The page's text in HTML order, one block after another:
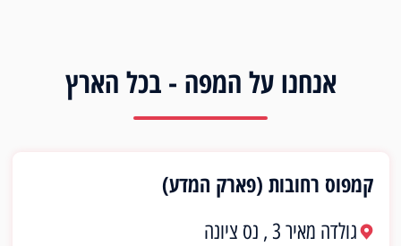
אנחנו על המפה - בכל הארץ
קמפוס רחובות (פארק המדע)
גולדה מאיר 3 , נס ציונה